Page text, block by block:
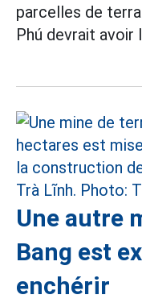
parcelles de
Phú devrait avoir
Une autre
Bang est
enchérir